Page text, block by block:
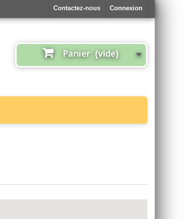
Connexion
Contactez-nous
Panier (vide)